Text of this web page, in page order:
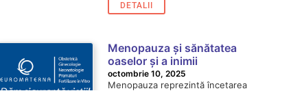
DETALII
Menopauza și sănătatea
oaselor și a inimii
octombrie 10, 2025
Menopauza reprezintă încetarea